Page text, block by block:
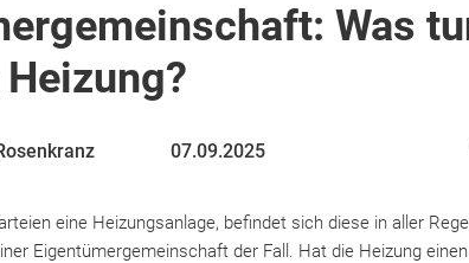
Was
07.09.2025
eine Heizungsanlage, befindet sich diese in aller
Eigentümergemeinschaft der Fall. Hat die Heizung